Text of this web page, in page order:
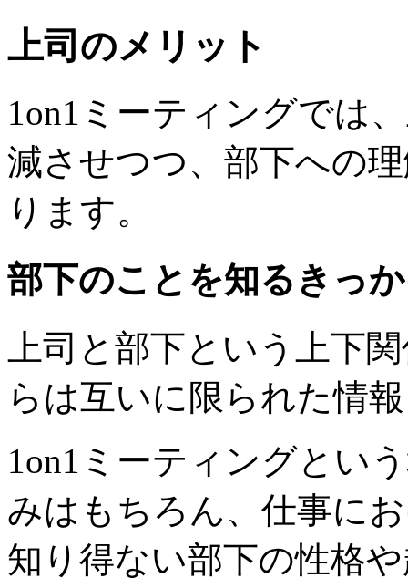
上司のメリット
1on1ミーティングでは
減させつつ、部下への
ります。
部下のことを知るきっ
上司と部下という上下
らは互いに限られた情
1on1ミーティングとい
みはもちろん、仕事に
知り得ない部下の性格